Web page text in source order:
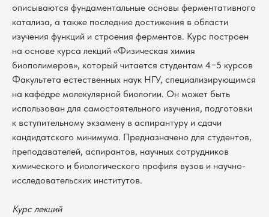
описываются фундаментальные основы ферментативного
катализа, а также последние достижения в области
изучения функций и строения ферментов. Курс построен
на основе курса лекций «Физическая химия
биополимеров», который читается студентам 4−5 курсов
Факультета естественных наук НГУ, специализирующимся
на кафедре молекулярной биологии. Он может быть
использован для самостоятельного изучения, подготовки
к вступительному экзамену в аспирантуру и сдачи
кандидатского минимума. Предназначено для студентов,
преподавателей, аспирантов, научных сотрудников
химического и биологического профиля вузов и научно-
исследовательских институтов.
Курс лекций